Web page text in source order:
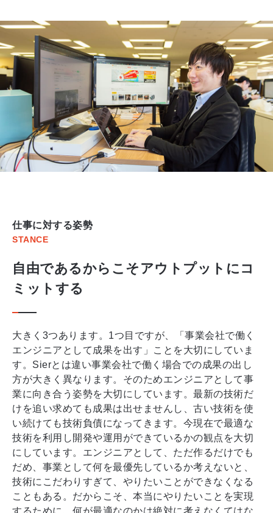
仕事に対する姿勢
STANCE
自由であるからこそアウトプットにコ
ミットする
大きく3つあります。1つ目ですが、「事業会社で働く
エンジニアとして成果を出す」ことを大切にしていま
す。Sierとは違い事業会社で働く場合での成果の出し
方が大きく異なります。そのためエンジニアとして事
業に向き合う姿勢を大切にしています。最新の技術だ
けを追い求めても成果は出せませんし、古い技術を使
い続けても技術負債になってきます。今現在で最適な
技術を利用し開発や運用ができているかの観点を大切
にしています。エンジニアとして、ただ作るだけでも
だめ、事業として何を最優先しているか考えないと、
技術にこだわりすぎて、やりたいことができなくなる
こともある。だからこそ、本当にやりたいことを実現
するために、何が最適なのかは絶対に考えなくてはな